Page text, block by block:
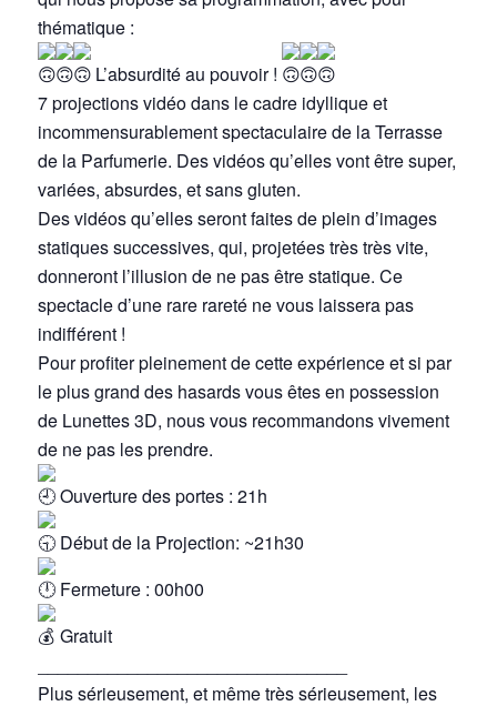
thématique :
L’absurdité au pouvoir !
7 projections vidéo dans le cadre idyllique et
incommensurablement spectaculaire de la Terrasse
de la Parfumerie. Des vidéos qu’elles vont être super,
variées, absurdes, et sans gluten.
Des vidéos qu’elles seront faites de plein d’images
statiques successives, qui, projetées très très vite,
donneront l’illusion de ne pas être statique. Ce
spectacle d’une rare rareté ne vous laissera pas
indifférent !
Pour profiter pleinement de cette expérience et si par
le plus grand des hasards vous êtes en possession
de Lunettes 3D, nous vous recommandons vivement
de ne pas les prendre.
Ouverture des portes : 21h
Début de la Projection: ~21h30
Fermeture : 00h00
Gratuit
Plus sérieusement, et même très sérieusement, les